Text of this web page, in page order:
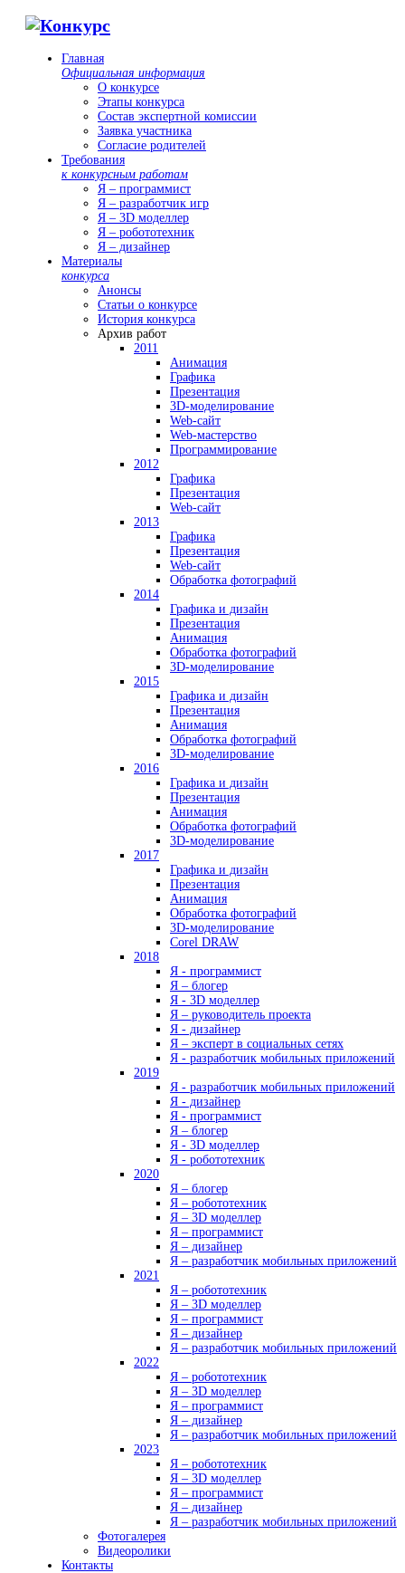
Главная
Официальная информация
О конкурсе
Этапы конкурса
Состав экспертной комиссии
Заявка участника
Согласие родителей
Требования
к конкурсным работам
Я – программист
Я – разработчик игр
Я – 3D моделлер
Я – робототехник
Я – дизайнер
Материалы
конкурса
Анонсы
Статьи о конкурсе
История конкурса
Архив работ
2011
Анимация
Графика
Презентация
3D-моделирование
Web-сайт
Web-мастерство
Программирование
2012
Графика
Презентация
Web-сайт
2013
Графика
Презентация
Web-сайт
Обработка фотографий
2014
Графика и дизайн
Презентация
Анимация
Обработка фотографий
3D-моделирование
2015
Графика и дизайн
Презентация
Анимация
Обработка фотографий
3D-моделирование
2016
Графика и дизайн
Презентация
Анимация
Обработка фотографий
3D-моделирование
2017
Графика и дизайн
Презентация
Анимация
Обработка фотографий
3D-моделирование
Corel DRAW
2018
Я - программист
Я – блогер
Я - 3D моделлер
Я – руководитель проекта
Я - дизайнер
Я – эксперт в социальных сетях
Я - разработчик мобильных приложений
2019
Я - разработчик мобильных приложений
Я - дизайнер
Я - программист
Я – блогер
Я - 3D моделлер
Я - робототехник
2020
Я – блогер
Я – робототехник
Я – 3D моделлер
Я – программист
Я – дизайнер
Я – разработчик мобильных приложений
2021
Я – робототехник
Я – 3D моделлер
Я – программист
Я – дизайнер
Я – разработчик мобильных приложений
2022
Я – робототехник
Я – 3D моделлер
Я – программист
Я – дизайнер
Я – разработчик мобильных приложений
2023
Я – робототехник
Я – 3D моделлер
Я – программист
Я – дизайнер
Я – разработчик мобильных приложений
Фотогалерея
Видеоролики
Контакты